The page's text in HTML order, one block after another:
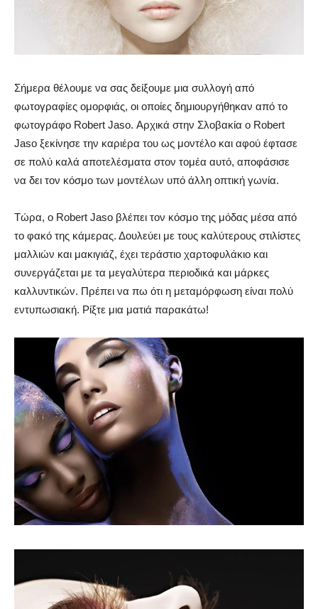
Σήμερα θέλουμε να σας δείξουμε μια συλλογή από
φωτογραφίες ομορφιάς, οι οποίες δημιουργήθηκαν από το
φωτογράφο Robert Jaso. Αρχικά στην Σλοβακία ο Robert
Jaso ξεκίνησε την καριέρα του ως μοντέλο και αφού έφτασε
σε πολύ καλά αποτελέσματα στον τομέα αυτό, αποφάσισε
να δει τον κόσμο των μοντέλων υπό άλλη οπτική γωνία.
Τώρα, ο Robert Jaso βλέπει τον κόσμο της μόδας μέσα από
το φακό της κάμερας. Δουλεύει με τους καλύτερους στιλίστες
μαλλιών και μακιγιάζ, έχει τεράστιο χαρτοφυλάκιο και
συνεργάζεται με τα μεγαλύτερα περιοδικά και μάρκες
καλλυντικών. Πρέπει να πω ότι η μεταμόρφωση είναι πολύ
εντυπωσιακή. Ρίξτε μια ματιά παρακάτω!